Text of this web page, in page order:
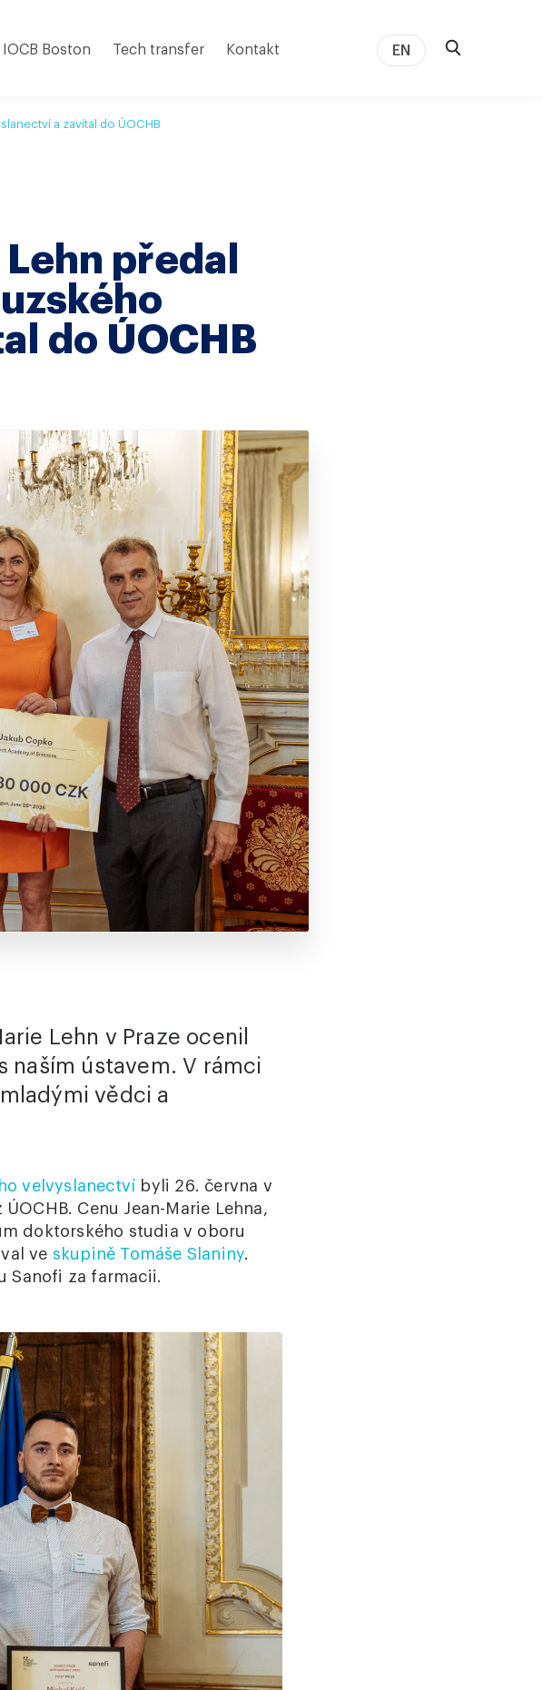
IOCB Boston Tech transfer Kontakt EN
a zavítal do ÚOCHB
předal
do ÚOCHB
Lehn v Praze ocenil
naším ústavem. V rámci
vědci a
velvyslanectví byli 26. června v
Cenu Jean-Marie Lehna,
doktorského studia v oboru
ve skupině Tomáše Slaniny.
Sanofi za farmacii.